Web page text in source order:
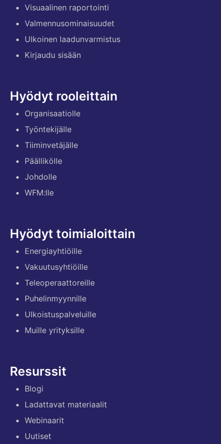
Visuaalinen raportointi
Valmennusominaisuudet
Ulkoinen laadunvarmistus
Kirjaudu sisään
Hyödyt rooleittain
Organisaatiolle
Työntekijälle
Tiiminvetäjälle
Päällikölle
Johdolle
WFM:lle
Hyödyt toimialoittain
Energiayhtiöille
Vakuutusyhtiöille
Teleoperaattoreille
Puhelinmyynnille
Ulkoistuspalveluille
Muille yrityksille
Resurssit
Blogi
Ladattavat materiaalit
Webinaarit
Uutiset